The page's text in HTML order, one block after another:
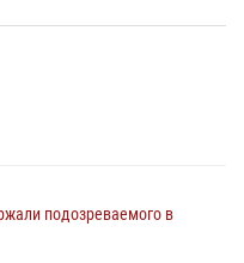
подозреваемого в